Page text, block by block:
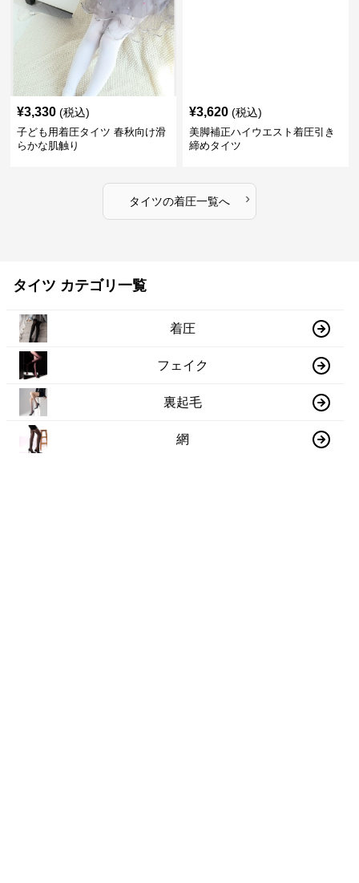
¥3,330 (税込)
子ども用着圧タイツ 春秋向け滑
らかな肌触り
¥3,620 (税込)
美脚補正ハイウエスト着圧引き
締めタイツ
タイツの着圧一覧へ ›
タイツ カテゴリ一覧
着圧
フェイク
裏起毛
網